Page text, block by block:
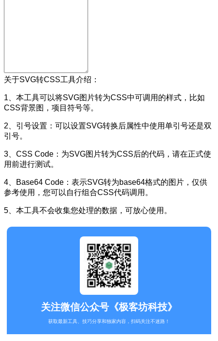
关于SVG转CSS工具介绍：
1、本工具可以将SVG图片转为CSS中可调用的样式，比如
CSS背景图，项目符号等。
2、引号设置：可以设置SVG转换后属性中使用单引号还是双
引号。
3、CSS Code：为SVG图片转为CSS后的代码，请在正式使
用前进行测试。
4、Base64 Code：表示SVG转为base64格式的图片，仅供
参考使用，您可以自行组合CSS代码调用。
5、本工具不会收集您处理的数据，可放心使用。
关注微信公众号《极客坊科技》
获取最新工具、技巧分享和独家内容，扫码关注不迷路！